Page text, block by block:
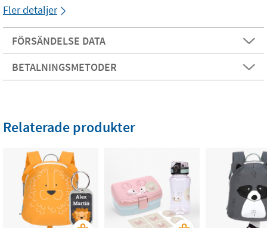
Fler detaljer
FÖRSÄNDELSE DATA
BETALNINGSMETODER
Relaterade produkter